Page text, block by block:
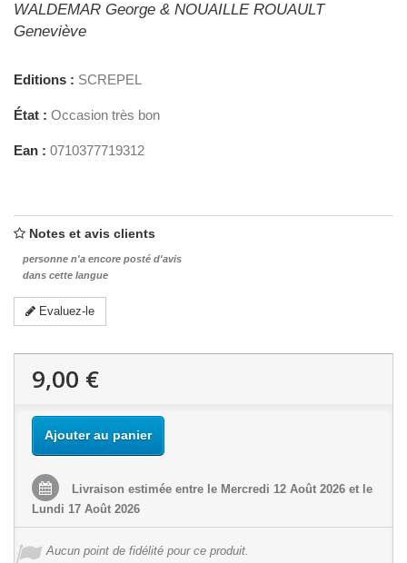
WALDEMAR George & NOUAILLE ROUAULT
Geneviève
Editions : SCREPEL
État : Occasion très bon
Ean : 0710377719312
Notes et avis clients
personne n'a encore posté d'avis
dans cette langue
Evaluez-le
9,00 €
Ajouter au panier
Livraison estimée entre le Mercredi 12 Août 2026 et le
Lundi 17 Août 2026
Aucun point de fidélité pour ce produit.